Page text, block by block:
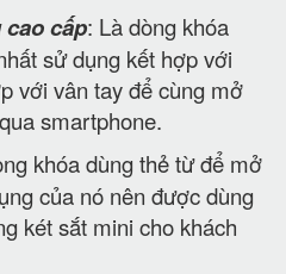
cao cấp: Là dòng khóa
sử dụng kết hợp với
với vân tay để cùng mở
smartphone.
khóa dùng thẻ từ để mở
của nó nên được dùng
két sắt mini cho khách